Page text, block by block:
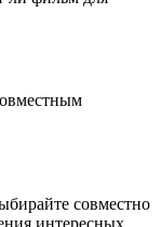
совместно
интересных